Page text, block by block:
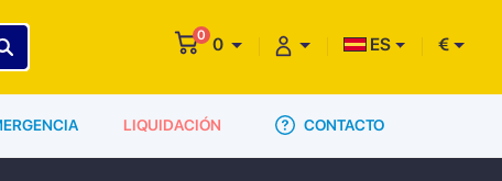
0 0 ES €
LIQUIDACIÓN CONTACTO